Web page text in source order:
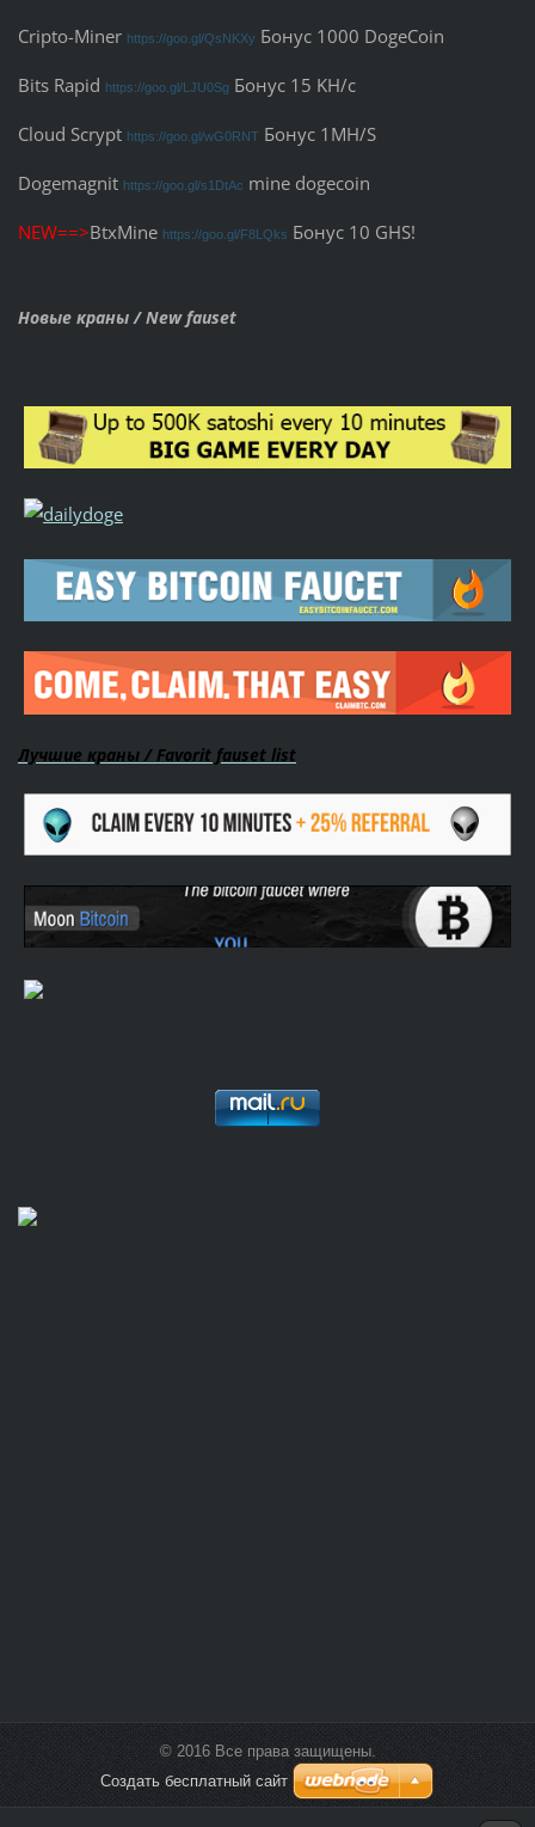
Cripto-Miner https://goo.gl/QsNKXy Бонус 1000 DogeCoin
Bits Rapid https://goo.gl/LJU0SgБонус 15 KH/с
Cloud Scrypt https://goo.gl/wG0RNTБонус 1MH/S
Dogemagnit https://goo.gl/s1DtAc mine dogecoin
NEW==>BtxMine https://goo.gl/F8LQks Бонус 10 GHS!
Новые краны / New fauset
Лучшие краны / Favorit fauset list
© 2016 Все права защищены.
Создать бесплатный сайт